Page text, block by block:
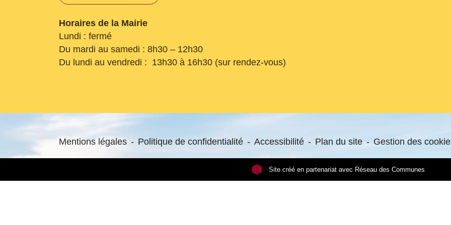
Horaires de la Mairie
Lundi : fermé
Du mardi au samedi : 8h30 – 12h30
Du lundi au vendredi : 13h30 à 16h30 (sur rendez-vous)
Mentions légales - Politique de confidentialité - Accessibilité - Plan du site - Gestion des
Site créé en partenariat avec Réseau des Communes